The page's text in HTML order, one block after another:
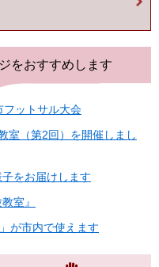
をおすすめします
フットサル大会
室（第2回）を開催しまし
をお届けします
室』
が市内で使えます